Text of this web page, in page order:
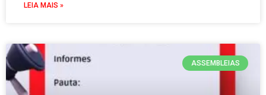
LEIA MAIS »
ASSEMBLEIAS